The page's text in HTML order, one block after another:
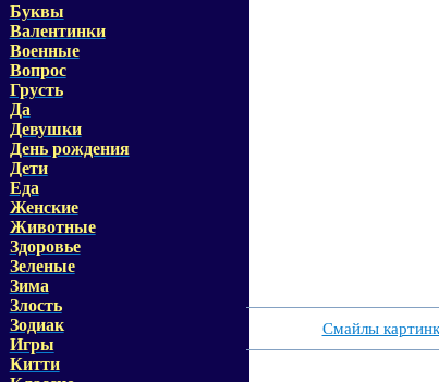
Буквы
Валентинки
Военные
Вопрос
Грусть
Да
Девушки
День рождения
Дети
Еда
Женские
Животные
Здоровье
Зеленые
Зима
Злость
Зодиак
Игры
Китти
Смайлы